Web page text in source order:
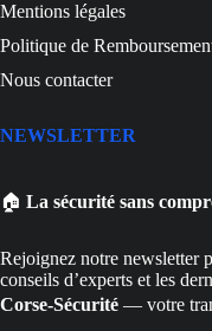
Mentions légales
Politique de
Nous contacter
NEWSLETTER
🏠 La sécurité sans
Rejoignez notre newsletter
conseils d’experts et les
Corse-Sécurité — votre